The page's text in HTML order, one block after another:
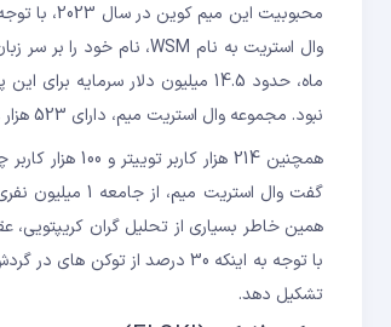
محبوبیت
ماه، حدود 14.5 میلیون دلار
نبود. مجموعه وال استریت میم، دارای 523 هزار عضو فعال، تنها در یکی از حساب های اینستاگرام خود با نام
همچنین 214
گفت وال
تشکیل دهد.